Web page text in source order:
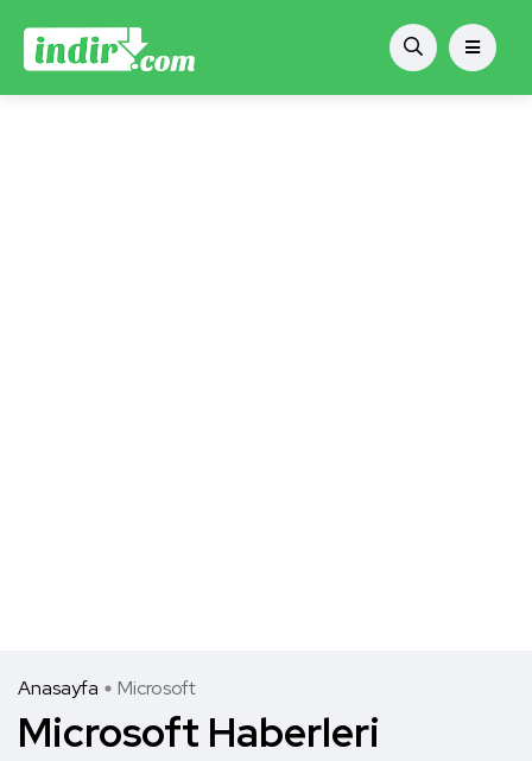
Anasayfa Microsoft
Microsoft Haberleri